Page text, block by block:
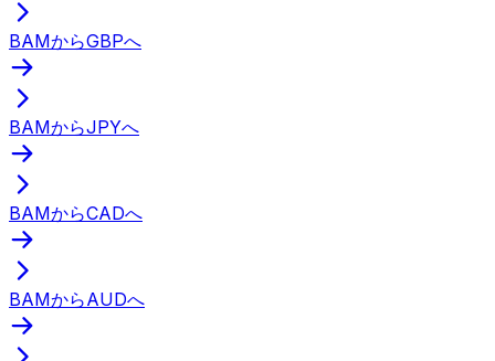
BAMからGBPへ
BAMからJPYへ
BAMからCADへ
BAMからAUDへ